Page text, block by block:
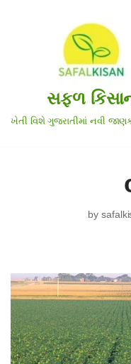
સફળ
ખેતી વિશે ગુજરાતીમાં નવી
by